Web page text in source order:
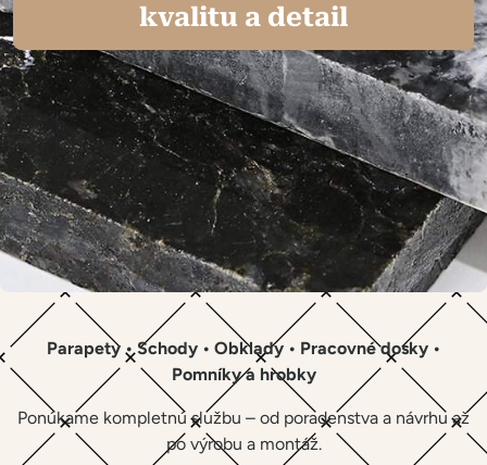
kvalitu a detail
Parapety • Schody • Obklady • Pracovné dosky •
Pomníky a hrobky
Ponúkame kompletnú službu – od poradenstva a návrhu až
po výrobu a montáž.